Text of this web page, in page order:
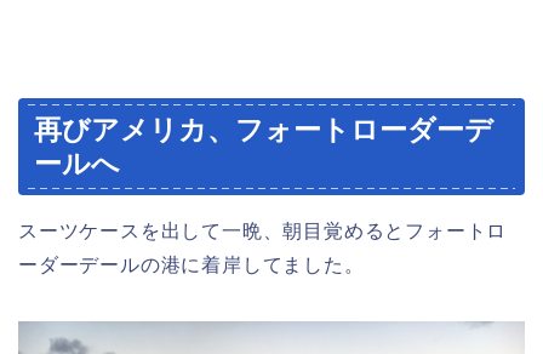
再びアメリカ、フォートローダーデ
ールへ
スーツケースを出して一晩、朝目覚めるとフォートロ
ーダーデールの港に着岸してました。